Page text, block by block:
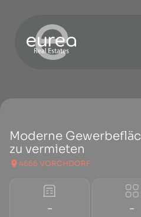
Moderne
zu vermieten
4655 VORCHDORF
– –